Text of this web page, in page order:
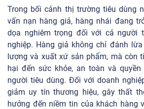
Trong bối cảnh thị trường tiêu dùng
vấn nạn hàng giả, hàng nhái đang
dọa nghiêm trọng đối với cả người
nghiệp. Hàng giả không chỉ đánh
lượng và xuất xứ sản phẩm, mà còn
hại đến sức khỏe, an toàn và
người tiêu dùng. Đối với doanh
giảm uy tín thương hiệu, gây thất
hưởng đến niềm tin của khách hàng